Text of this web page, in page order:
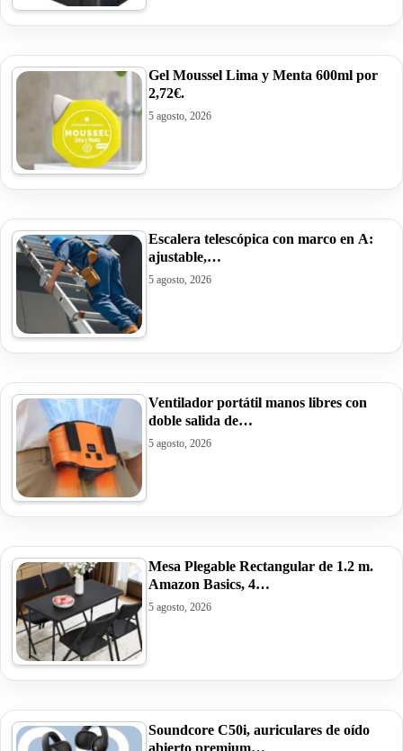
Gel Moussel Lima y Menta 600ml por
2,72€.
5 agosto, 2026
Escalera telescópica con marco en A:
ajustable,…
5 agosto, 2026
Ventilador portátil manos libres con
doble salida de…
5 agosto, 2026
Mesa Plegable Rectangular de 1.2 m.
Amazon Basics, 4…
5 agosto, 2026
Soundcore C50i, auriculares de oído
abierto premium…